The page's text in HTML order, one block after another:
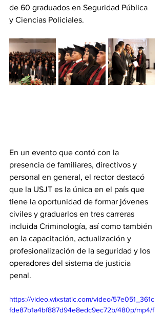
de 60 graduados en Seguridad Pública
y Ciencias Policiales.
En un evento que contó con la
presencia de familiares, directivos y
personal en general, el rector destacó
que la USJT es la única en el país que
tiene la oportunidad de formar jóvenes
civiles y graduarlos en tres carreras
incluida Criminología, así como también
en la capacitación, actualización y
profesionalización de la seguridad y los
operadores del sistema de justicia
penal.
https://video.wixstatic.com/video/57e051_361c
fde87b1a4bf887d94e8edc9ec72b/480p/mp4/f